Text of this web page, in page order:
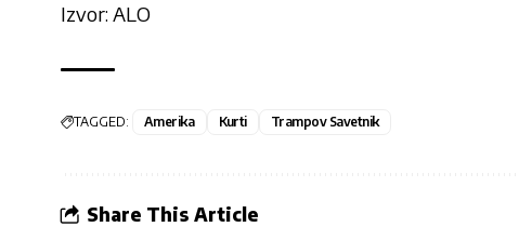
Izvor: ALO
TAGGED: Amerika Kurti Trampov Savetnik
Share This Article